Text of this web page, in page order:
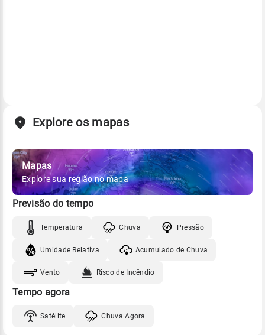
Explore os mapas
Mapas
Explore sua região no mapa
Previsão do tempo
Temperatura Chuva Pressão
Umidade Relativa Acumulado de Chuva
Vento Risco de Incêndio
Tempo agora
Satélite Chuva Agora